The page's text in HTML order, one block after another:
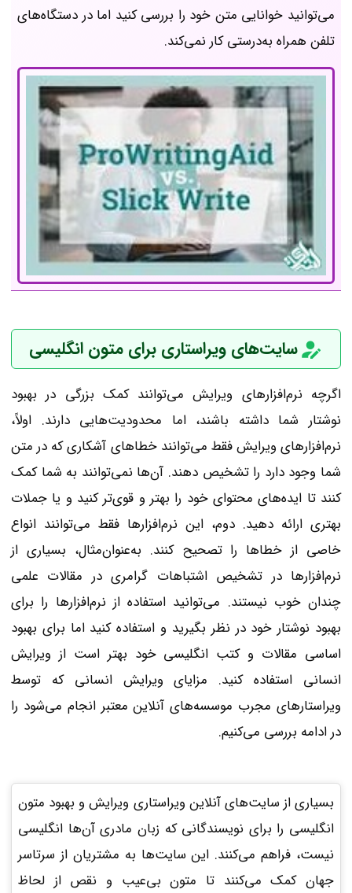
می‌توانید خوانایی متن خود را بررسی کنید اما در دستگاه‌های
تلفن همراه به‌درستی کار نمی‌کند.
سایت‌های ویراستاری برای متون انگلیسی
اگرچه نرم‌افزارهای ویرایش می‌توانند کمک بزرگی در بهبود
نوشتار شما داشته باشند، اما محدودیت‌هایی دارند. اولاً،
نرم‌افزارهای ویرایش فقط می‌توانند خطاهای آشکاری که در متن
شما وجود دارد را تشخیص دهند. آن‌ها نمی‌توانند به شما کمک
کنند تا ایده‌های محتوای خود را بهتر و قوی‌تر کنید و یا جملات
بهتری ارائه دهید. دوم، این نرم‌افزارها فقط می‌توانند انواع
خاصی از خطاها را تصحیح کنند. به‌عنوان‌مثال، بسیاری از
نرم‌افزارها در تشخیص اشتباهات گرامری در مقالات علمی
چندان خوب نیستند. می‌توانید استفاده از نرم‌افزارها را برای
بهبود نوشتار خود در نظر بگیرید و استفاده کنید اما برای بهبود
اساسی مقالات و کتب انگلیسی خود بهتر است از ویرایش
انسانی استفاده کنید. مزایای ویرایش انسانی که توسط
ویراستارهای مجرب موسسه‌های آنلاین معتبر انجام می‌شود را
در ادامه بررسی می‌کنیم.
بسیاری از سایت‌های آنلاین ویراستاری ویرایش و بهبود متون
انگلیسی را برای نویسندگانی که زبان مادری آن‌ها انگلیسی
نیست، فراهم می‌کنند. این سایت‌ها به مشتریان از سرتاسر
جهان کمک می‌کنند تا متون بی‌عیب و نقص از لحاظ